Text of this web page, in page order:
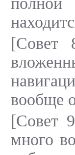
[Совет
вообще
[Совет
много